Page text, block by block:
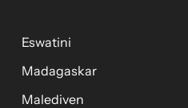
Eswatini
Madagaskar
Malediven